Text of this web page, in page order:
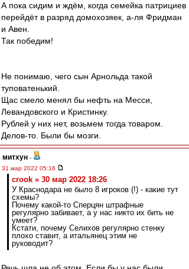
А пока сидим и ждём, когда семейка патрициев
перейдёт в разряд домохозяек, а-ля Фридман
и Авен.
Так победим!
Не понимаю, чего сын Арнольда такой
туповатенький.
Щас смело менял бы нефть на Месси,
Левандовского и Кристинку.
Рублей у них нет, возьмем тогда товаром.
Делов-то. Были бы мозги.
митхун -
31 мар 2022 05:16
crook » 30 мар 2022 18:26
У Краснодара не было 8 игроков (!) - какие тут
схемы?
Почему какой-то Сперцян штрафные
регулярно забивает, а у нас никто их бить не
умеет?
Кстати, почему Селихов регулярно стенку
плохо ставит, а итальянец этим не
руководит?